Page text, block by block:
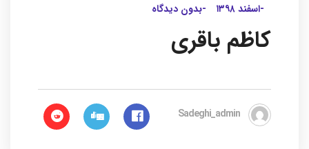
-اسفند ۱۳۹۸ -بدون دیدگاه
کاظم باقری
Sadeghi_admin